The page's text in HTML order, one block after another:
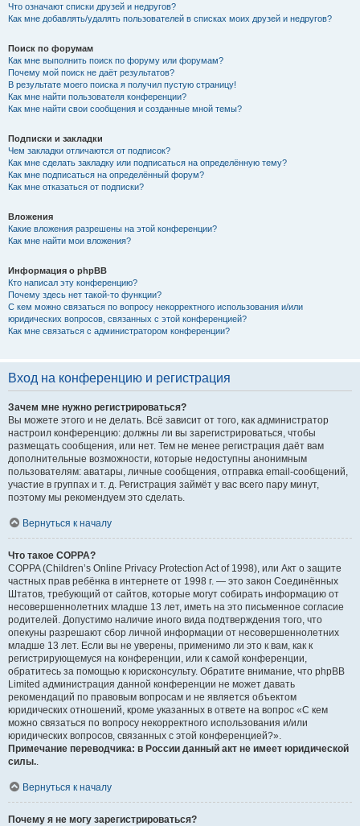
Что означают списки друзей и недругов?
Как мне добавлять/удалять пользователей в списках моих друзей и недругов?
Поиск по форумам
Как мне выполнить поиск по форуму или форумам?
Почему мой поиск не даёт результатов?
В результате моего поиска я получил пустую страницу!
Как мне найти пользователя конференции?
Как мне найти свои сообщения и созданные мной темы?
Подписки и закладки
Чем закладки отличаются от подписок?
Как мне сделать закладку или подписаться на определённую тему?
Как мне подписаться на определённый форум?
Как мне отказаться от подписки?
Вложения
Какие вложения разрешены на этой конференции?
Как мне найти мои вложения?
Информация о phpBB
Кто написал эту конференцию?
Почему здесь нет такой-то функции?
С кем можно связаться по вопросу некорректного использования и/или
юридических вопросов, связанных с этой конференцией?
Как мне связаться с администратором конференции?
Вход на конференцию и регистрация
Зачем мне нужно регистрироваться?
Вы можете этого и не делать. Всё зависит от того, как администратор
настроил конференцию: должны ли вы зарегистрироваться, чтобы
размещать сообщения, или нет. Тем не менее регистрация даёт вам
дополнительные возможности, которые недоступны анонимным
пользователям: аватары, личные сообщения, отправка email-сообщений,
участие в группах и т. д. Регистрация займёт у вас всего пару минут,
поэтому мы рекомендуем это сделать.
Вернуться к началу
Что такое COPPA?
COPPA (Children’s Online Privacy Protection Act of 1998), или Акт о защите
частных прав ребёнка в интернете от 1998 г. — это закон Соединённых
Штатов, требующий от сайтов, которые могут собирать информацию от
несовершеннолетних младше 13 лет, иметь на это письменное согласие
родителей. Допустимо наличие иного вида подтверждения того, что
опекуны разрешают сбор личной информации от несовершеннолетних
младше 13 лет. Если вы не уверены, применимо ли это к вам, как к
регистрирующемуся на конференции, или к самой конференции,
обратитесь за помощью к юрисконсульту. Обратите внимание, что phpBB
Limited администрация данной конференции не может давать
рекомендаций по правовым вопросам и не является объектом
юридических отношений, кроме указанных в ответе на вопрос «С кем
можно связаться по вопросу некорректного использования и/или
юридических вопросов, связанных с этой конференцией?».
Примечание переводчика: в России данный акт не имеет юридической
силы..
Вернуться к началу
Почему я не могу зарегистрироваться?